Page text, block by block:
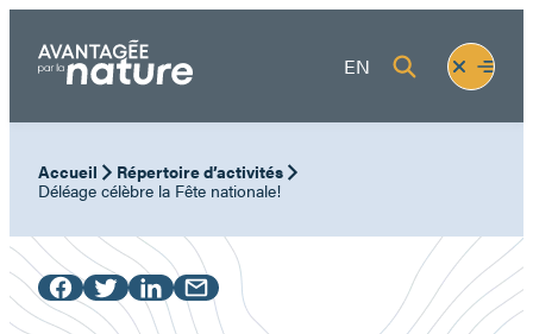
contenu
EN
Fermer
le
menu
Ouvrir
le
Accueil Répertoire d’activités
Déléage célèbre la Fête nationale!